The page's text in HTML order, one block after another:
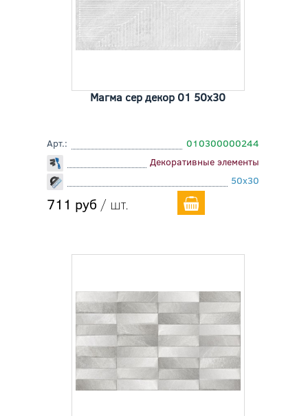
Магма сер декор 01 50x30
Арт.:
010300000244
Декоративные элементы
50x30
711 руб / шт.